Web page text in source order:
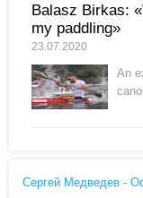
Balasz Birkas:
my paddling»
23.07.2020
An
Сергей Медведев -